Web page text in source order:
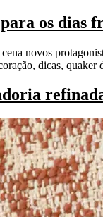
os dias
novos
, dicas, quaker